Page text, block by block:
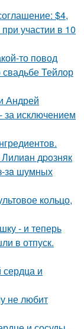
$4,
участии в 10
то повод
свадьбе Тейлор
Андрей
за исключением
дpoзняк
зa шумных
кольцо,
- и теперь
в отпуск.
и
не любит